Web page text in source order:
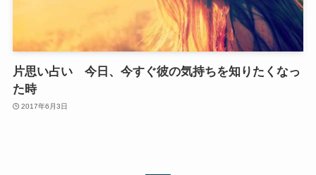
片思い占い 今日、今すぐ彼の気持ちを知りたくなっ
た時
2017年6月3日